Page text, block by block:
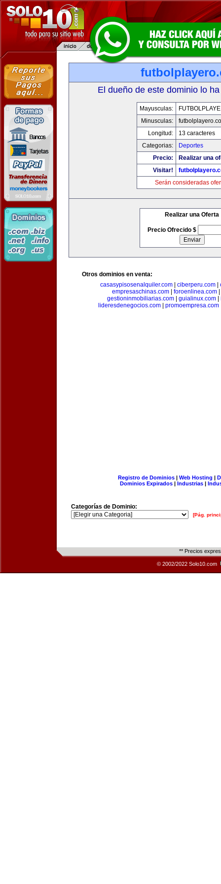
El dueño de este dominio lo
Mayusculas:
Minusculas:
Longitud:
13 caracteres
Categorias:
Deportes
Precio:
Realizar una
Visitar!
Serán consideradas
Realizar una Oferta
Precio Ofrecido $
Otros dominios en venta:
casasypisosenalquiler.com
ciberperu.com
empresaschinas.com| foroenlinea.com|
gestioninmobiliarias.com| guialinux.com|
lideresdenegocios.com
promoempresa.com
Registro de Dominios| Web Hosting |
Dominios Expirados | Industrias |
Categorías de Dominio:
[Pág.
** Precios
© 2002/2022 Solo10.com